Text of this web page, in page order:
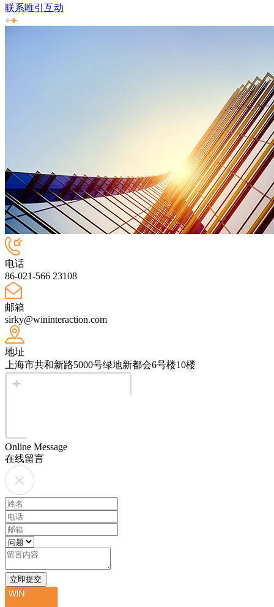
联系唯引互动
电话
86-021-566 23108
邮箱
sirky@wininteraction.com
地址
上海市共和新路5000号绿地新都会6号楼10楼
Online Message
在线留言